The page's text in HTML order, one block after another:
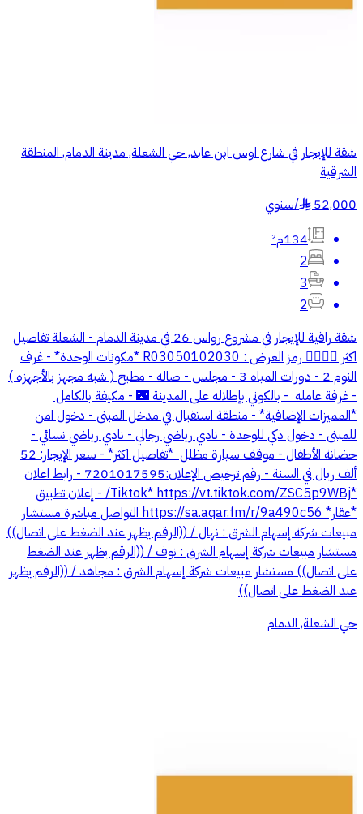
شقة للإيجار في شارع اوس ابن عابد, حي الشعلة, مدينة الدمام, المنطقة
الشرقية
52,000
§
/سنوي
134م²
2
3
2
شقة راقية للإيجار في مشروع رواس 26 في مدينة الدمام - الشعلة تفاصيل
اكثر 👇🏻🤩🤩 رمز العرض : R03050102030 *مكونات الوحدة* - غرف
النوم 2 - دورات المياه 3 - ⁠مجلس - ⁠صاله - ⁠مطبخ ( شبه مجهز بالأجهزه )
- ⁠غرفة عامله ⁠ - ⁠بالكوني بإطلاله على المدينة 🌃 - ⁠مكيفة بالكامل ⁠
*المميزات الإضافية* - منطقة استقبال في مدخل المبنى - دخول امن
للمبنى - دخول ذكي للوحدة - نادي رياضي رجالي - نادي رياضي نسائي -
حضانة الأطفال - موقف سيارة مظلل ⁠ *تفاصيل اكثر* - ⁠سعر الإيجار: 52
ألف ريال في السنة - ⁠رقم ترخيص الإعلان:7201017595 - رابط اعلان
*Tiktok* https://vt.tiktok.com/ZSC5p9WBj/ - إعلان تطبيق
*عقار* https://sa.aqar.fm/r/9a490c56 التواصل مباشرة مستشار
مبيعات شركة إسهام الشرق : نهال / ((الرقم يظهر عند الضغط على اتصال))
مستشار مبيعات شركة إسهام الشرق : نوف / ((الرقم يظهر عند الضغط
على اتصال)) مستشار مبيعات شركة إسهام الشرق : مجاهد / ((الرقم يظهر
عند الضغط على اتصال))
حي الشعلة, الدمام